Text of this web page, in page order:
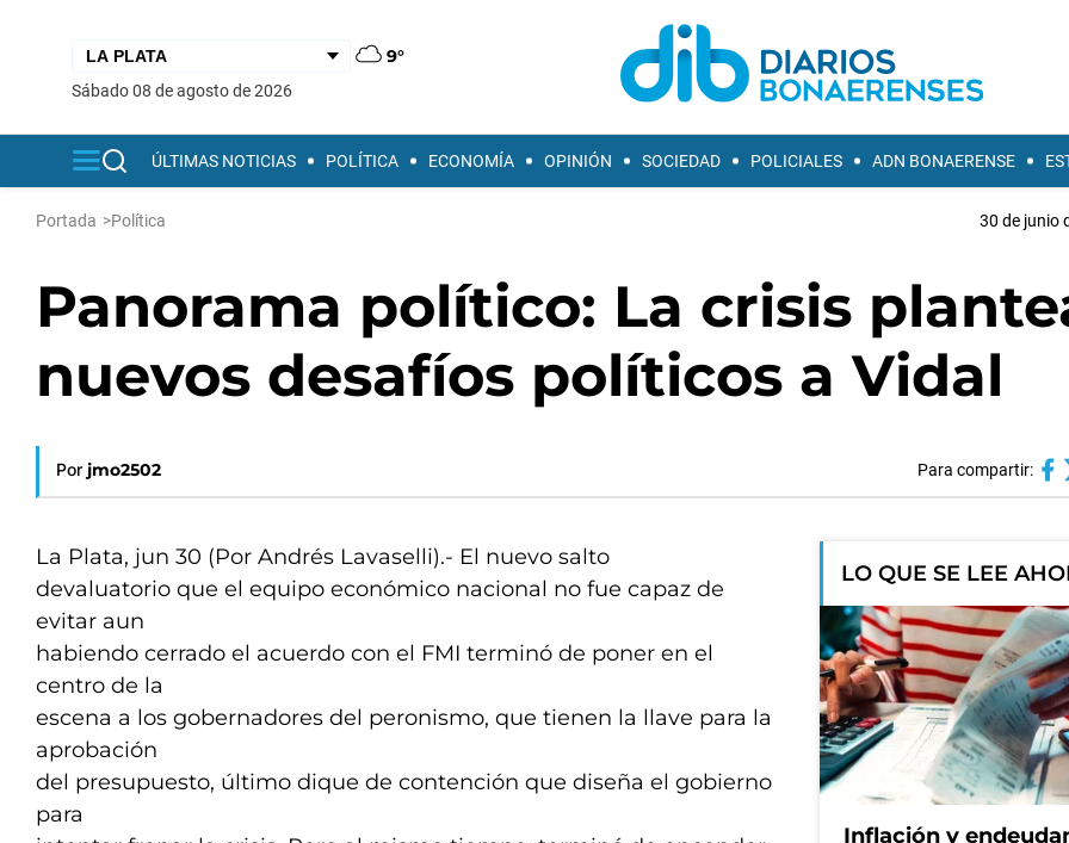
9°
sábado 08 de agosto de 2026
ÚLTIMAS NOTICIAS POLÍTICA ECONOMÍA OPINIÓN SOCIEDAD POLICIALES ADN BONAERENSE
Portada >Política 30 de junio
Panorama político: La crisis
nuevos desafíos políticos a Vidal
Por jmo2502 Para compartir:
La Plata, jun 30 (Por Andrés Lavaselli).- El nuevo salto
devaluatorio que el equipo económico nacional no fue capaz de
evitar aun
habiendo cerrado el acuerdo con el FMI terminó de poner en el
centro de la
escena a los gobernadores del peronismo, que tienen la llave para la
aprobación
del presupuesto, último dique de contención que diseña el gobierno
para
LO QUE SE LEE
Inflación y